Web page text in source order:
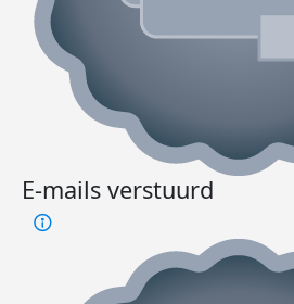
E-mails verstuurd